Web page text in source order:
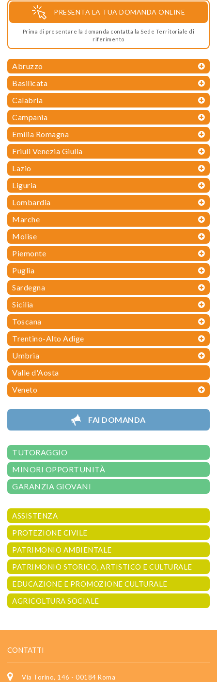
PRESENTA LA TUA DOMANDA ONLINE
Prima di presentare la domanda contatta la Sede Territoriale di
riferimento
Abruzzo
Basilicata
Calabria
Campania
Emilia Romagna
Friuli Venezia Giulia
Lazio
Liguria
Lombardia
Marche
Molise
Piemonte
Puglia
Sardegna
Sicilia
Toscana
Trentino-Alto Adige
Umbria
Valle d'Aosta
Veneto
FAI DOMANDA
TUTORAGGIO
MINORI OPPORTUNITÀ
GARANZIA GIOVANI
ASSISTENZA
PROTEZIONE CIVILE
PATRIMONIO AMBIENTALE
PATRIMONIO STORICO, ARTISTICO E CULTURALE
EDUCAZIONE E PROMOZIONE CULTURALE
AGRICOLTURA SOCIALE
CONTATTI
Via Torino, 146 - 00184 Roma